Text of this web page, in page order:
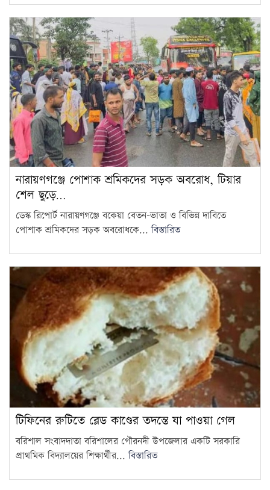
নারায়ণগঞ্জে পোশাক শ্রমিকদের সড়ক অবরোধ, টিয়ার
শেল ছুড়ে…
ডেস্ক রিপোর্ট নারায়ণগঞ্জে বকেয়া বেতন-ভাতা ও বিভিন্ন দাবিতে
পোশাক শ্রমিকদের সড়ক অবরোধকে...বিস্তারিত
টিফিনের রুটিতে ব্লেড কাণ্ডের তদন্তে যা পাওয়া গেল
বরিশাল সংবাদদাতা বরিশালের গৌরনদী উপজেলার একটি সরকারি
প্রাথমিক বিদ্যালয়ের শিক্ষার্থীর...বিস্তারিত